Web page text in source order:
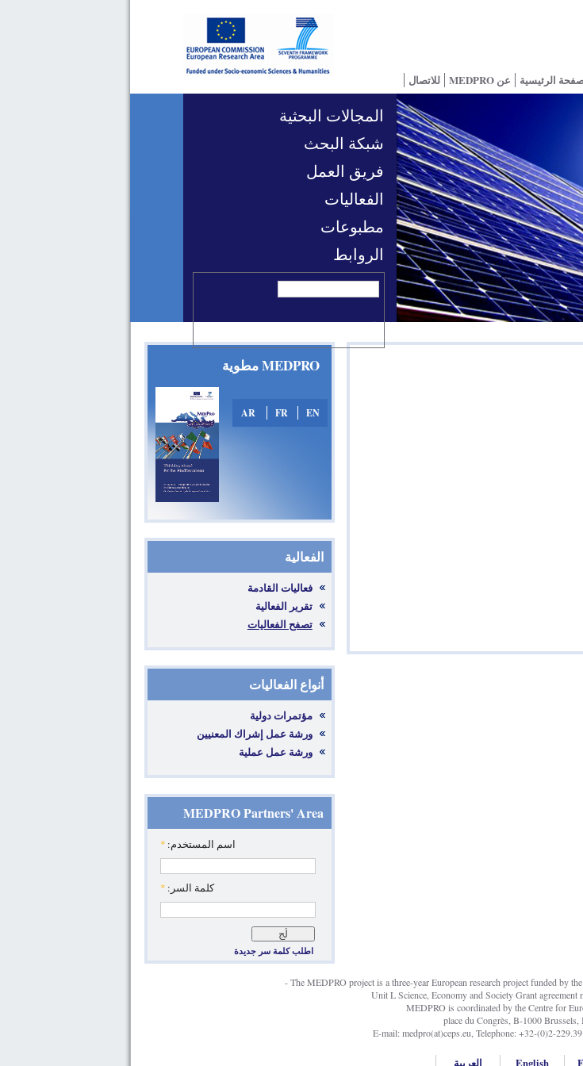
الرئيسية عن MEDPRO للاتصال
المجالات البحثية
شبكة البحث
فريق العمل
الفعاليات
مطبوعات
الروابط
MEDPRO مطوية
EN
FR
AR
الفعالية
فعاليات القادمة
تقرير الفعالية
تصفح الفعاليات
أنواع الفعاليات
مؤتمرات دولية
ورشة عمل إشراك المعنيين
ورشة عمل عملية
MEDPRO Partners' Area
‏اسم المستخدم: ‏ *
‏كلمة السر: ‏ *
اطلب كلمة سر جديدة
The MEDPRO project is a three-year European research project funded by
Unit L Science, Economy and Society Grant
MEDPRO is coordinated by the Centre for
E-mail: medpro(at)ceps.eu, Telephone: +32-(0)2-
العربية English